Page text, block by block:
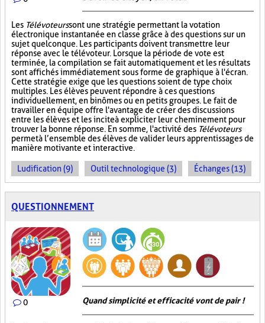
Les Télévoteurssont une stratégie permettant la votation
électronique instantanée en classe grâce à des questions sur un
sujet quelconque. Les participants doivent transmettre leur
réponse avec le télévoteur. Lorsque la période de vote est
terminée, la compilation se fait automatiquement et les résultats
sont affichés immédiatement sous forme de graphique à l'écran.
Cette stratégie exige que les questions soient de type choix
multiples. Les élèves peuvent répondre à ces questions
individuellement, en binômes ou en petits groupes. Le fait de
travailler en équipe offre l'avantage de créer des discussions
entre les élèves et les incite à expliciter leur cheminement pour
trouver la bonne réponse. En somme, l'activité des Télévoteurs
permet à l’ensemble des élèves de valider leurs apprentissages de
manière motivante et interactive.
Ludification (9) Outil technologique (3) Échanges (13)
QUESTIONNEMENT
0 Quand simplicité et efficacité vont de pair !